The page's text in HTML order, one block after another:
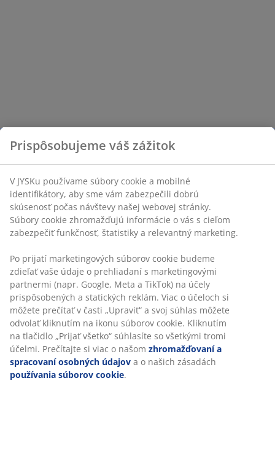
Prispôsobujeme váš zážitok
V JYSKu používame súbory cookie a mobilné
identifikátory, aby sme vám zabezpečili dobrú
skúsenosť počas návštevy našej webovej stránky.
Súbory cookie zhromažďujú informácie o vás s cieľom
zabezpečiť funkčnosť, štatistiky a relevantný marketing.
Po prijatí marketingových súborov cookie budeme
zdieľať vaše údaje o prehliadaní s marketingovými
partnermi (napr. Google, Meta a TikTok) na účely
prispôsobených a statických reklám. Viac o účeloch si
môžete prečítať v časti „Upraviť“ a svoj súhlas môžete
odvolať kliknutím na ikonu súborov cookie. Kliknutím
na tlačidlo „Prijať všetko“ súhlasíte so všetkými tromi
účelmi. Prečítajte si viac o našom zhromažďovaní a
spracovaní osobných údajov a o našich zásadách
používania súborov cookie.